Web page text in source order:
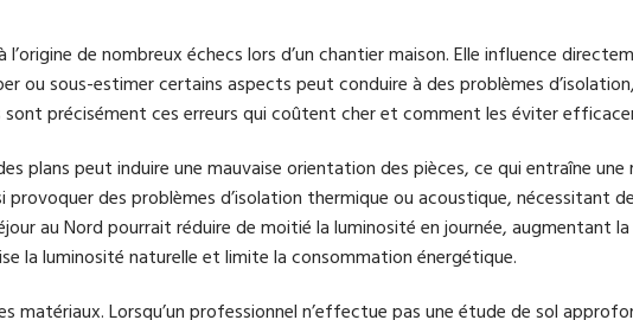
de nombreux échecs lors d’un chantier maison. Elle influence
ou sous-estimer certains aspects peut conduire à des problèmes
sont précisément ces erreurs qui coûtent cher et comment les éviter
plans peut induire une mauvaise orientation des pièces, ce qui entraîne une
provoquer des problèmes d’isolation thermique ou acoustique, nécessitant
au Nord pourrait réduire de moitié la luminosité en journée, augmentant
la luminosité naturelle et limite la consommation énergétique.
matériaux. Lorsqu’un professionnel n’effectue pas une étude de sol